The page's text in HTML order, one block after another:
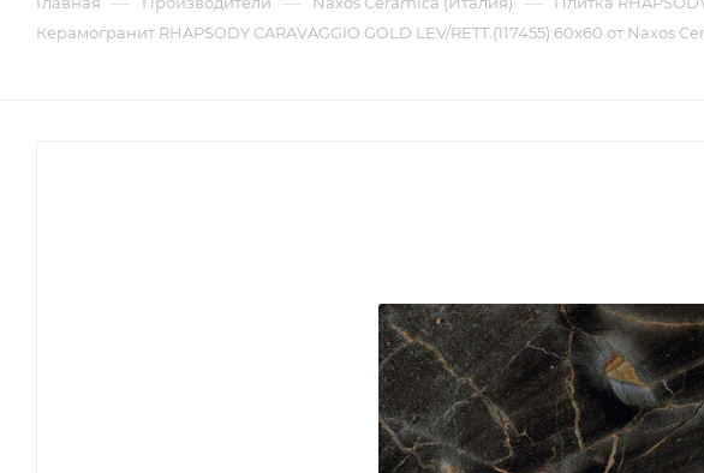
Керамогранит RHAPSODY CARAVAGGIO GOLD LEV/RETT.(117455) 60x60 от Naxos